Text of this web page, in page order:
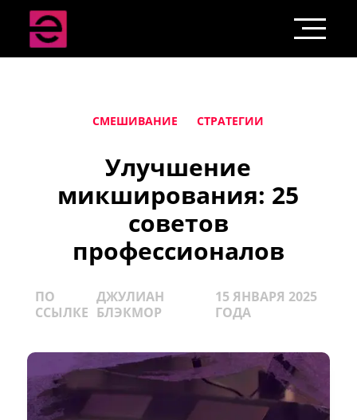
СМЕШИВАНИЕ СТРАТЕГИИ
Улучшение
микширования: 25
советов
профессионалов
ПО
ССЫЛКЕ
ДЖУЛИАН
БЛЭКМОР
15 ЯНВАРЯ 2025
ГОДА